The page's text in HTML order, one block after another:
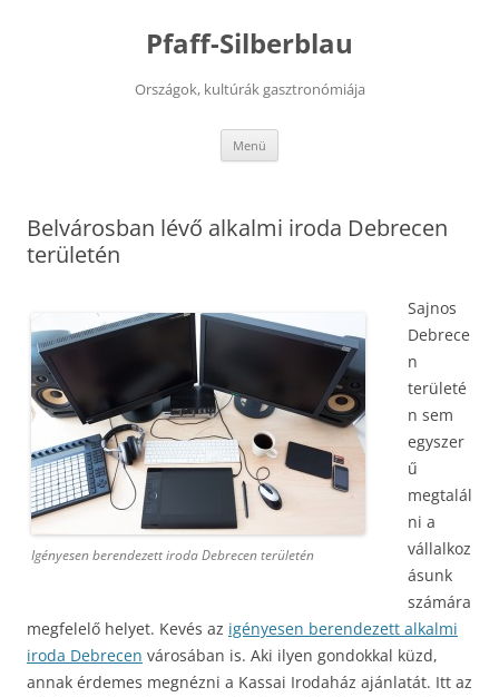
Pfaff-Silberblau
Országok, kultúrák gasztronómiája
Menü
Belvárosban lévő alkalmi iroda Debrecen
területén
Igényesen berendezett iroda Debrecen területén
Sajnos
Debrece
n
területé
n sem
egyszer
ű
megtalál
ni a
vállalkoz
ásunk
számára
megfelelő helyet. Kevés az igényesen berendezett alkalmi
iroda Debrecen városában is. Aki ilyen gondokkal küzd,
annak érdemes megnézni a Kassai Irodaház ajánlatát. Itt az